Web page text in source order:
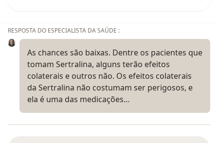
RESPOSTA DO ESPECIALISTA DA SAÚDE :
As chances são baixas. Dentre os pacientes que
tomam Sertralina, alguns terão efeitos
colaterais e outros não. Os efeitos colaterais
da Sertralina não costumam ser perigosos, e
ela é uma das medicações…